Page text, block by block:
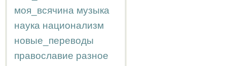
моя_всячина музыка
наука национализм
новые_переводы
православие разное